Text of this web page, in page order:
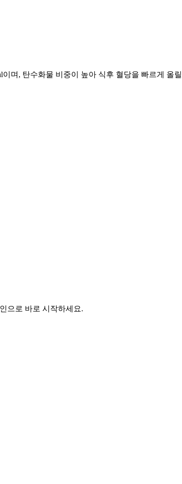
며, 탄수화물 비중이 높아 식후 혈당을 빠르게 올
으로 바로 시작하세요.